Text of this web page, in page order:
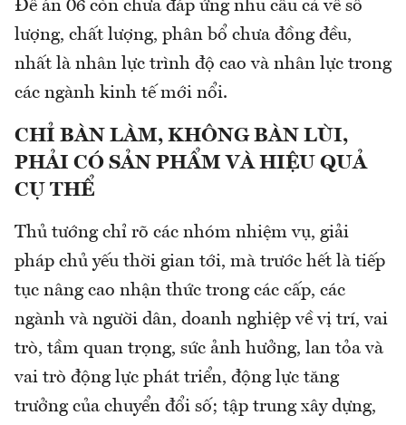
Đề án 06 còn chưa đáp ứng nhu cầu cả về số
lượng, chất lượng, phân bổ chưa đồng đều,
nhất là nhân lực trình độ cao và nhân lực trong
các ngành kinh tế mới nổi.
CHỈ BÀN LÀM, KHÔNG BÀN LÙI,
PHẢI CÓ SẢN PHẨM VÀ HIỆU QUẢ
CỤ THỂ
Thủ tướng chỉ rõ các nhóm nhiệm vụ, giải
pháp chủ yếu thời gian tới, mà trước hết là tiếp
tục nâng cao nhận thức trong các cấp, các
ngành và người dân, doanh nghiệp về vị trí, vai
trò, tầm quan trọng, sức ảnh hưởng, lan tỏa và
vai trò động lực phát triển, động lực tăng
trưởng của chuyển đổi số; tập trung xây dựng,